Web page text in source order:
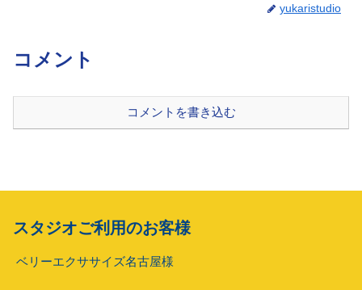
yukaristudio
コメント
コメントを書き込む
スタジオご利用のお客様
ベリーエクササイズ名古屋様